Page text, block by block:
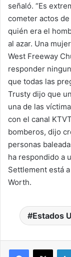
señaló. “Es
cometer actos
quién era el
al azar. Una
West Freeway
responder
que todas las
Trusty dijo que
una de las
con el canal
bomberos, dijo
personas
ha respondido a
Settlement está
Worth.
Estados